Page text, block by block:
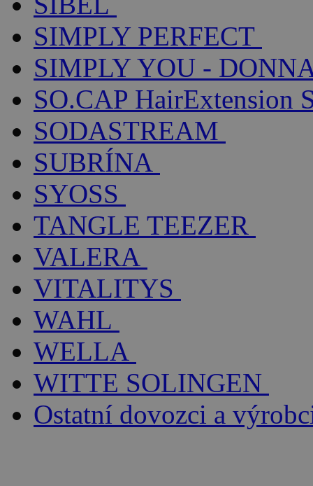
SIMPLY PERFECT
SIMPLY YOU -
SO.CAP HairExtension
SODASTREAM
SUBRÍNA
SYOSS
TANGLE TEEZER
VALERA
VITALITYS
WAHL
WELLA
WITTE SOLINGEN
Ostatní dovozci a